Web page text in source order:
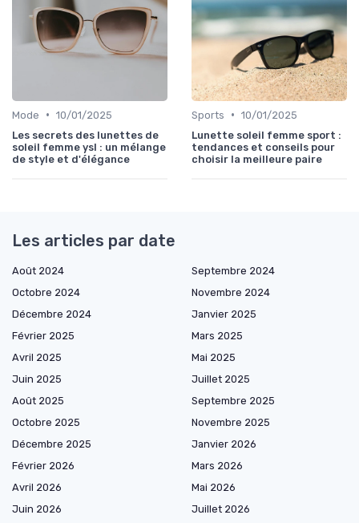
Mode • 10/01/2025
Les secrets des lunettes de
soleil femme ysl : un mélange
de style et d'élégance
Sports • 10/01/2025
Lunette soleil femme sport :
tendances et conseils pour
choisir la meilleure paire
Les articles par date
Août 2024
Septembre 2024
Octobre 2024
Novembre 2024
Décembre 2024
Janvier 2025
Février 2025
Mars 2025
Avril 2025
Mai 2025
Juin 2025
Juillet 2025
Août 2025
Septembre 2025
Octobre 2025
Novembre 2025
Décembre 2025
Janvier 2026
Février 2026
Mars 2026
Avril 2026
Mai 2026
Juin 2026
Juillet 2026